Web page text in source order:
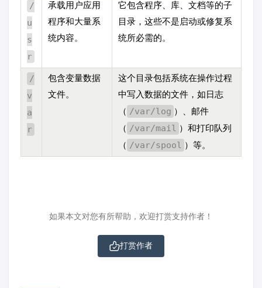
/
u
s
r
承载用户应用
程序和大量系
统内容。
它包含程序、库、文档等的子
目录，这些不是启动或修复系
统所必需的。
/
v
a
r
包含变量数据
文件。
这个目录包括系统在操作过程
中写入数据的文件，如日志
（ /var/log ）、邮件
（ /var/mail ）和打印队列
（ /var/spool ）等。
如果本文对您有所帮助，欢迎打赏支持作者！
打赏作者